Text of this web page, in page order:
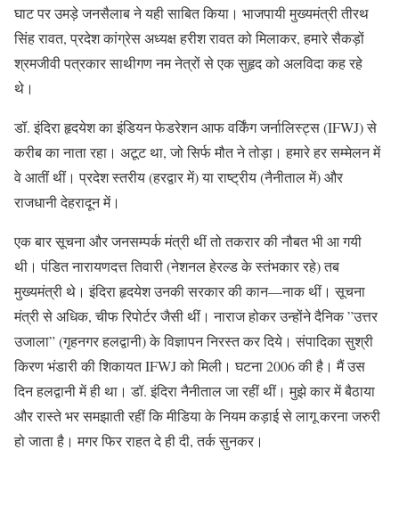
घाट पर उमड़े जनसैलाब ने यही साबित किया। भाजपायी मुख्यमंत्री तीरथ
सिंह रावत, प्रदेश कांग्रेस अध्यक्ष हरीश रावत को मिलाकर, हमारे सैकड़ों
श्रमजीवी पत्रकार साथीगण नम नेत्रों से एक सुहृद को अलविदा कह रहे
थे।
डॉ. इंदिरा हृदयेश का इंडियन फेडरेशन आफ वर्किंग जर्नालिस्ट्स (IFWJ) से
करीब का नाता रहा। अटूट था, जो सिर्फ मौत ने तोड़ा। हमारे हर सम्मेलन में
वे आतीं थीं। प्रदेश स्तरीय (हरद्वार में) या राष्ट्रीय (नैनीताल में) और
राजधानी देहरादून में।
एक बार सूचना और जनसम्पर्क मंत्री थीं तो तकरार की नौबत भी आ गयी
थी। पंडित नारायणदत्त तिवारी (नेशनल हेरल्ड के स्तंभकार रहे) तब
मुख्यमंत्री थे। इंदिरा हृदयेश उनकी सरकार की कान—नाक थीं। सूचना
मंत्री से अधिक, चीफ रिपोर्टर जैसी थीं। नाराज होकर उन्होंने दैनिक ”उत्तर
उजाला” (गृहनगर हलद्वानी) के विज्ञापन निरस्त कर दिये। संपादिका सुश्री
किरण भंडारी की शिकायत IFWJ को मिली। घटना 2006 की है। मैं उस
दिन हलद्वानी में ही था। डॉ. इंदिरा नैनीताल जा रहीं थीं। मुझे कार में बैठाया
और रास्ते भर समझाती रहीं कि मीडिया के नियम कड़ाई से लागू करना जरुरी
हो जाता है। मगर फिर राहत दे ही दी, तर्क सुनकर।